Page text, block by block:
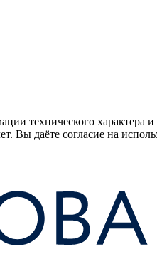
технического характера
Вы даёте согласие на